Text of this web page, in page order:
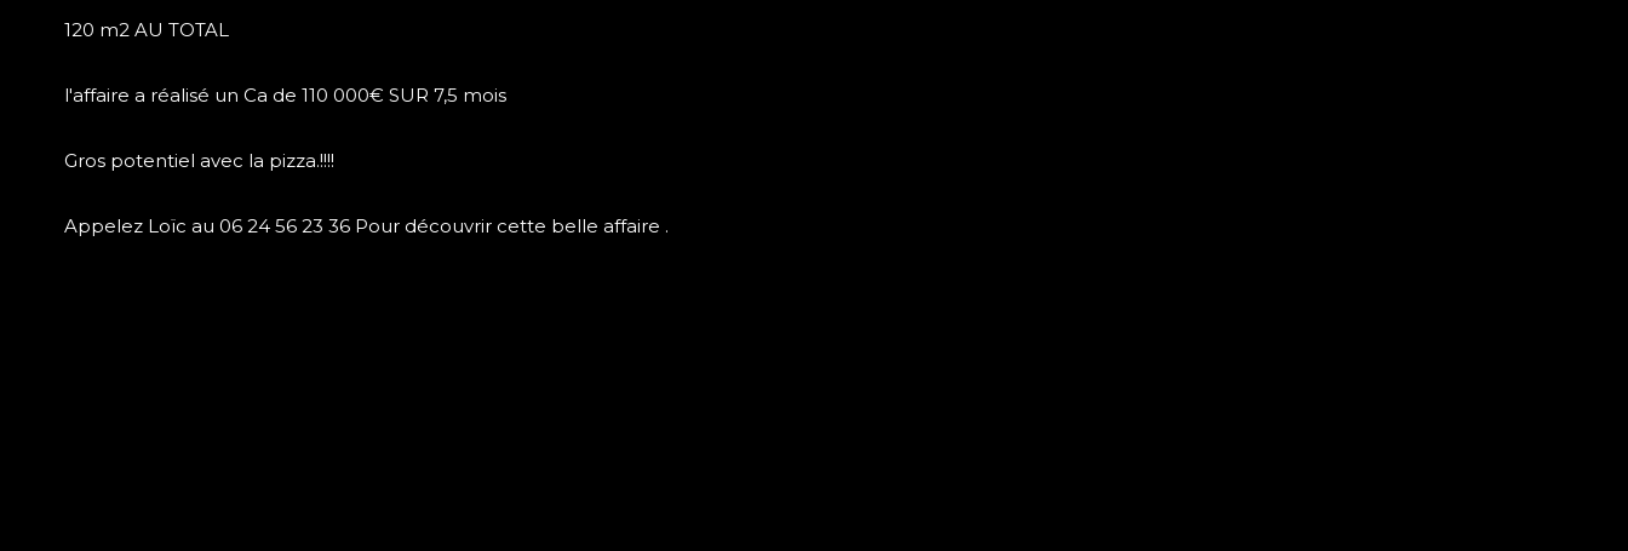
120 m2 AU TOTAL
l'affaire a réalisé un Ca de 110 000€ SUR 7,5 mois
Gros potentiel avec la pizza.!!!!
Appelez Loïc au 06 24 56 23 36 Pour découvrir cette belle affaire .